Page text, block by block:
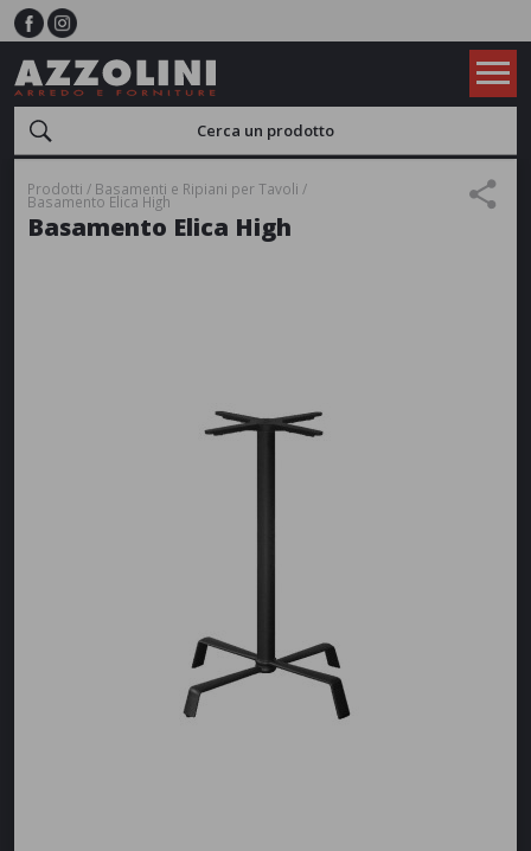
Prodotti Basamenti e Ripiani per Tavoli
Basamento Elica High
Basamento Elica High